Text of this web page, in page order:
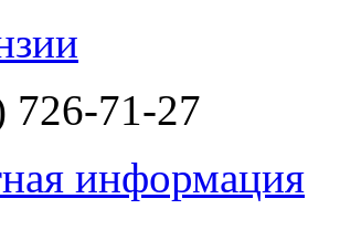
726-71-27
информация